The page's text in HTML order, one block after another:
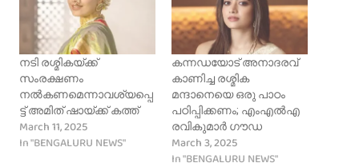
നടി രശ്മികയ്ക്ക്
സംരക്ഷണം
നൽകണമെന്നാവശ്യപ്പെ
ട്ട് അമിത് ഷായ്ക്ക് കത്ത്
March 11, 2025
In "BENGALURU NEWS"
കന്നഡയോട് അനാദരവ്
കാണിച്ച രശ്മിക
മന്ദാനെയെ ഒരു പാഠം
പഠിപ്പിക്കണം; എംഎൽഎ
രവികുമാർ ഗൗഡ
March 3, 2025
In "BENGALURU NEWS"